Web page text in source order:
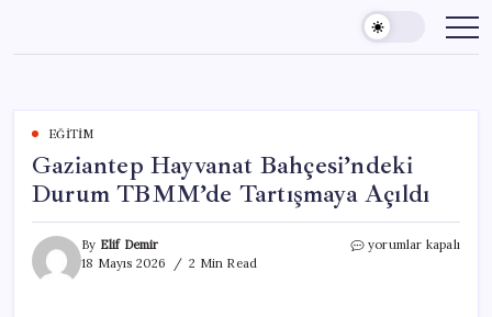
content
EĞITIM
Gaziantep Hayvanat Bahçesi’ndeki
Durum TBMM’de Tartışmaya Açıldı
By Elif Demir
18 Mayıs 2026
2 Min Read
Gaziantep
yorumlar kapalı